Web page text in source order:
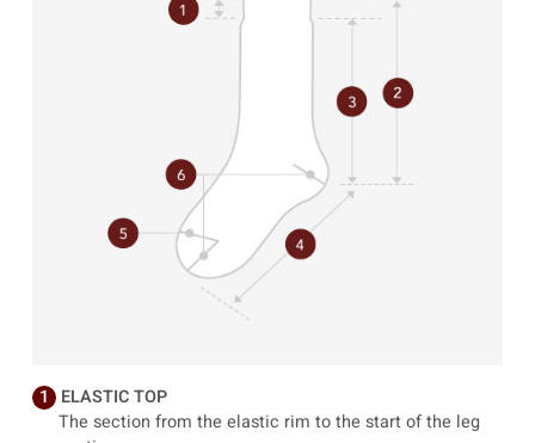
1
ELASTIC TOP
The section from the elastic rim to the start of the leg